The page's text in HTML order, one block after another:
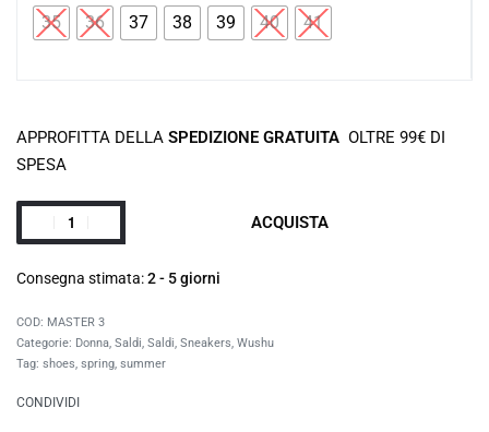
35 36 37 38 39 40 41
APPROFITTA DELLA SPEDIZIONE GRATUITA OLTRE 99€ DI
SPESA
ACQUISTA
Consegna stimata:2 - 5 giorni
MASTER 3
Categorie: Donna, Saldi, Saldi, Sneakers, Wushu
Tag: shoes, spring, summer
CONDIVIDI